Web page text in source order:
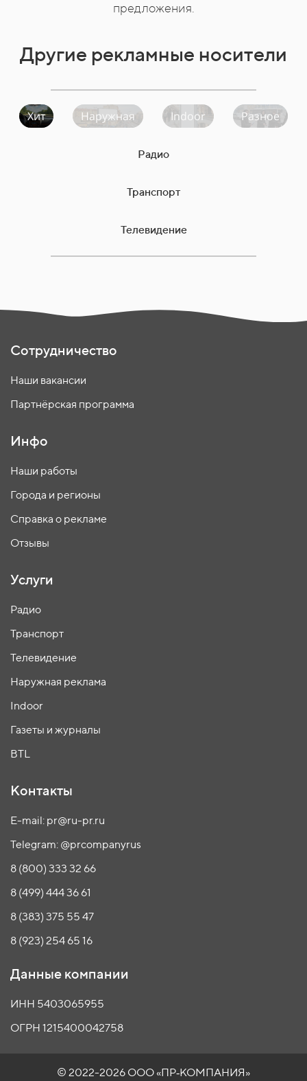
предложения.
Другие рекламные носители
Хит Наружная Indoor Разное
Радио
Транспорт
Телевидение
Сотрудничество
Наши вакансии
Партнёрская программа
Инфо
Наши работы
Города и регионы
Справка о рекламе
Отзывы
Услуги
Радио
Транспорт
Телевидение
Наружная реклама
Indoor
Газеты и журналы
BTL
Контакты
E-mail: pr@ru-pr.ru
Telegram: @prcompanyrus
8 (800) 333 32 66
8 (499) 444 36 61
8 (383) 375 55 47
8 (923) 254 65 16
Данные компании
ИНН 5403065955
ОГРН 1215400042758
© 2022-2026 ООО «ПР‑КОМПАНИЯ»